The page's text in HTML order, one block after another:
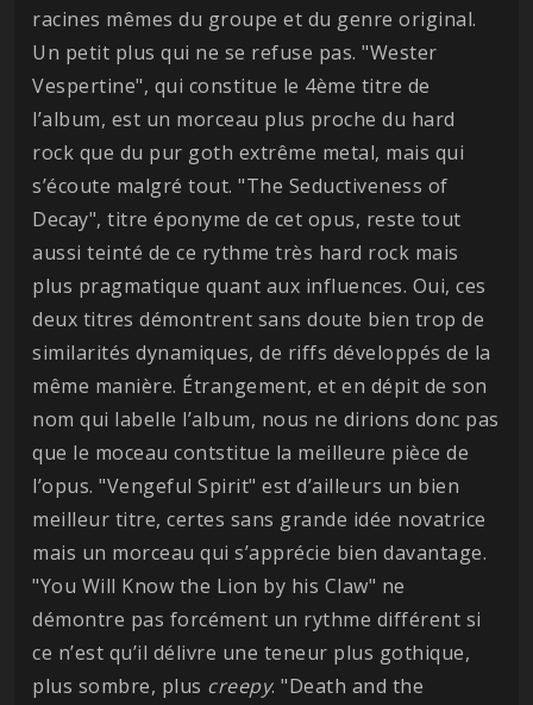
racines mêmes du groupe et du genre original.
Un petit plus qui ne se refuse pas. "Wester
Vespertine", qui constitue le 4ème titre de
l’album, est un morceau plus proche du hard
rock que du pur goth extrême metal, mais qui
s’écoute malgré tout. "The Seductiveness of
Decay", titre éponyme de cet opus, reste tout
aussi teinté de ce rythme très hard rock mais
plus pragmatique quant aux influences. Oui, ces
deux titres démontrent sans doute bien trop de
similarités dynamiques, de riffs développés de la
même manière. Étrangement, et en dépit de son
nom qui labelle l’album, nous ne dirions donc pas
que le moceau contstitue la meilleure pièce de
l’opus. "Vengeful Spirit" est d’ailleurs un bien
meilleur titre, certes sans grande idée novatrice
mais un morceau qui s’apprécie bien davantage.
"You Will Know the Lion by his Claw" ne
démontre pas forcément un rythme différent si
ce n’est qu’il délivre une teneur plus gothique,
plus sombre, plus creepy. "Death and the